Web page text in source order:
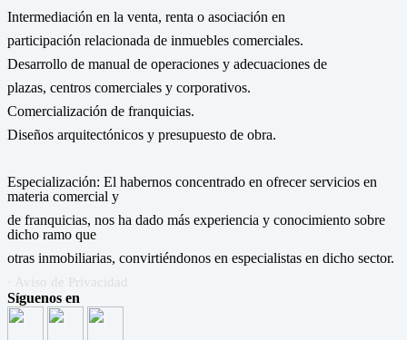
Intermediación en la venta, renta o asociación en
participación relacionada de inmuebles comerciales.
Desarrollo de manual de operaciones y adecuaciones de
plazas, centros comerciales y corporativos.
Comercialización de franquicias.
Diseños arquitectónicos y presupuesto de obra.
Especialización: El habernos concentrado en ofrecer servicios en
materia comercial y
de franquicias, nos ha dado más experiencia y conocimiento sobre
dicho ramo que
otras inmobiliarias, convirtiéndonos en especialistas en dicho sector.
· Aviso de Privacidad
Síguenos en